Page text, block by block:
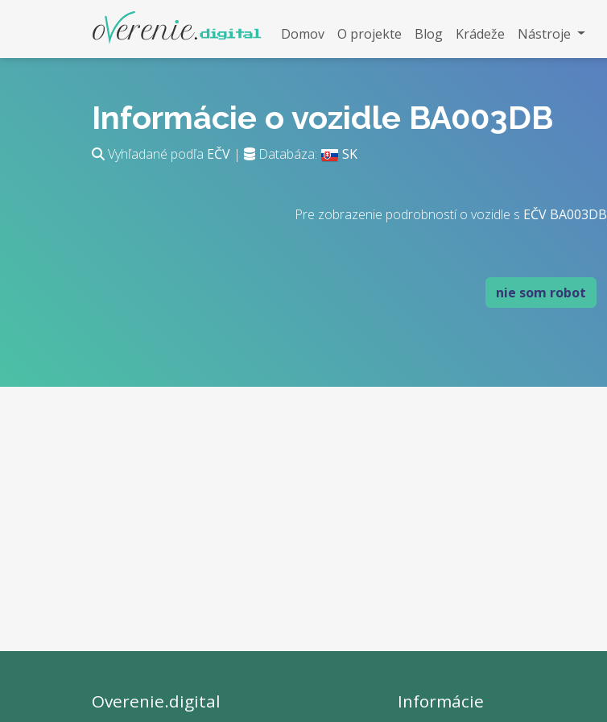
Domov O projekte Blog Krádeže Nástroje
Informácie o vozidle BA003DB
Vyhľadané podľa EČV | Databáza: SK
Pre zobrazenie podrobností o vozidle s EČV BA003DB
nie som robot
Overenie.digital Informácie